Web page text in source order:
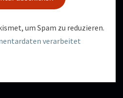
um Spam zu reduzieren.
verarbeitet